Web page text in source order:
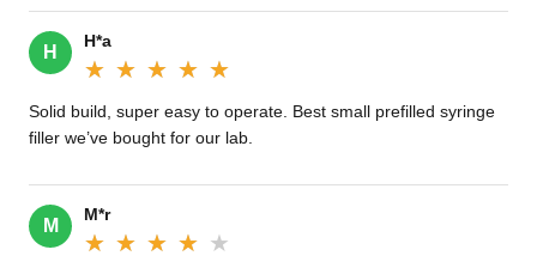
H
H*a
★★★★★
★★★★★
Solid build, super easy to operate. Best small prefilled syringe
filler we’ve bought for our lab.
M
M*r
★★★★★
★★★★★